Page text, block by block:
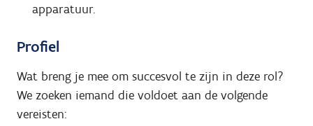
apparatuur.
Profiel
Wat breng je mee om succesvol te zijn in deze rol?
We zoeken iemand die voldoet aan de volgende
vereisten: